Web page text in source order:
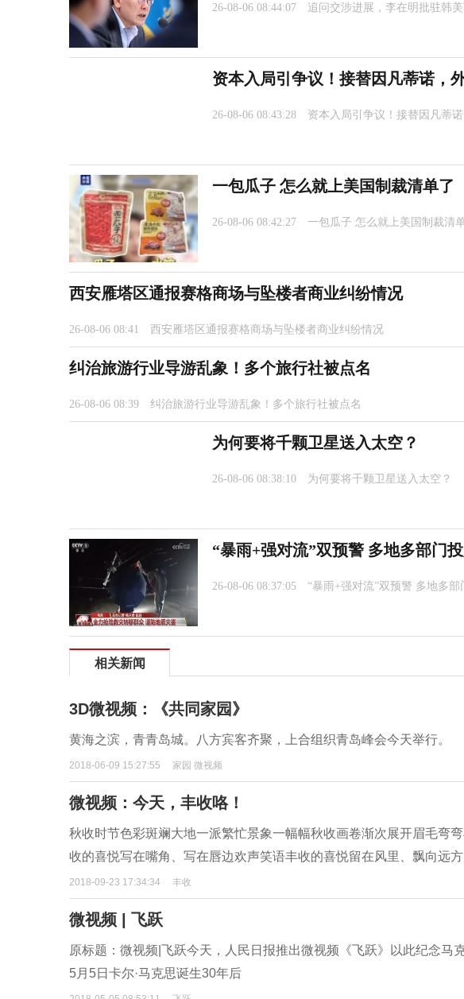
26-08-06 08:44:07 追问交涉进展，李在明批驻韩
资本入局引争议！接替因凡蒂诺，
26-08-06 08:43:28 资本入局引争议！接替因凡蒂
一包瓜子 怎么就上美国制裁清单了
26-08-06 08:42:27 一包瓜子 怎么就上美国制裁清
西安雁塔区通报赛格商场与坠楼者商业纠纷情况
26-08-06 08:41 西安雁塔区通报赛格商场与坠楼者商业纠纷情况
纠治旅游行业导游乱象！多个旅行社被点名
26-08-06 08:39 纠治旅游行业导游乱象！多个旅行社被点名
为何要将千颗卫星送入太空？
26-08-06 08:38:10 为何要将千颗卫星送入太空？
“暴雨+强对流”双预警 多地多部门
26-08-06 08:37:05 “暴雨+强对流”双预警 多地多
相关新闻
3D微视频：《共同家园》
黄海之滨，青青岛城。八方宾客齐聚，上合组织青岛峰会今天举行。
2018-06-09 15:27:55 家园 微视频
微视频：今天，丰收咯！
秋收时节色彩斑斓大地一派繁忙景象一幅幅秋收画卷渐次展开眉毛弯
收的喜悦写在嘴角、写在唇边欢声笑语丰收的喜悦留在风里、飘向远
2018-09-23 17:34:34 丰收
微视频 | 飞跃
原标题：微视频|飞跃今天，人民日报推出微视频《飞跃》以此纪念马
5月5日卡尔·马克思诞生30年后